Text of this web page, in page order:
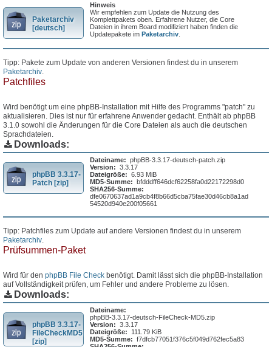
Paketarchiv
[deutsch]
Hinweis
Wir empfehlen zum Update die Nutzung des
Komplettpakets oben. Erfahrene Nutzer, die Core
Dateien in ihrem Board modifiziert haben finden die
Updatepakete imPaketarchiv
Tipp: Pakete zum Update von anderen Versionen findest du in unserem
Paketarchiv
Patchfiles
Wird benötigt um eine phpBB-Installation mit Hilfe des Programms "patch" zu
aktualisieren. Dies ist nur für erfahrene Anwender gedacht. Enthält ab phpBB
3.1.0 sowohl die Änderungen für die Core Dateien als auch die deutschen
Sprachdateien.
Downloads:
phpBB 3.3.17-
Patch [zip]
Dateiname: phpBB-3.3.17-deutsch-patch.zip
Version: 3.3.17
Dateigröße: 6.93 MiB
MD5-Summe: bfdddff646dcf62258fa0d22172298d0
SHA256-Summe:
dfe0670637ad1a9cb4f8b66d5cba75fae30d46cb8a1ad
54520d940e200f05661
Tipp: Patchfiles zum Update auf andere Versionen findest du in unserem
Paketarchiv
Prüfsummen-Paket
Wird für den phpBB File Check benötigt. Damit lässt sich die phpBB-Installation
auf Vollständigkeit prüfen, um Fehler und andere Probleme zu lösen.
Downloads:
phpBB 3.3.17-
FileCheckMD5
[zip]
Dateiname:
phpBB-3.3.17-deutsch-FileCheck-MD5.zip
Version: 3.3.17
Dateigröße:
111.79 KiB
MD5-Summe: f7dfcb77051f376c5f049d762fec5a83